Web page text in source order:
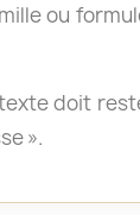
ou
doit
».